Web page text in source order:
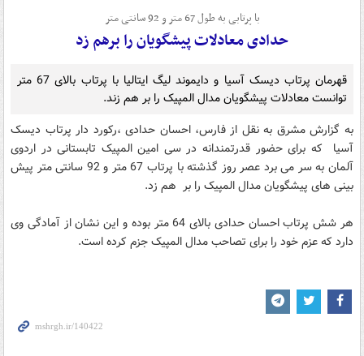
با پرتابی به طول 67 متر و 92 سانتی متر
حدادی معادلات پیشگویان را برهم زد
قهرمان پرتاب دیسک آسیا و دایموند لیگ ایتالیا با پرتاب بالای 67 متر
توانست معادلات پیشگویان مدال المپیک را بر هم زند.
به گزارش مشرق به نقل از فارس، احسان حدادی ،رکورد دار پرتاب دیسک
آسیا که برای حضور قدرتمندانه در سی امین المپیک تابستانی در اردوی
آلمان به سر می برد عصر روز گذشته با پرتاب 67 متر و 92 سانتی متر پیش
بینی های پیشگویان مدال المپیک را بر هم زد.
هر شش پرتاب احسان حدادی بالای 64 متر بوده و این نشان از آمادگی وی
دارد که عزم خود را برای تصاحب مدال المپیک جزم کرده است.